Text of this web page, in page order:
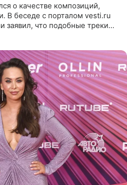
о качестве композиций,
В беседе с порталом vesti.ru
заявил, что подобные треки